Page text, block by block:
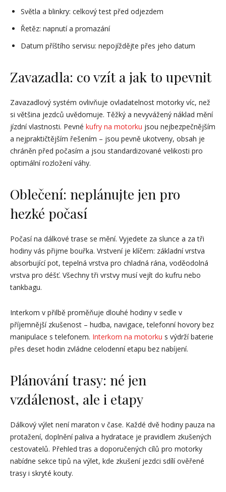
Světla a blinkry: celkový test před odjezdem
Řetěz: napnutí a promazání
Datum příštího servisu: nepojíždějte přes jeho datum
Zavazadla: co vzít a jak to upevnit
Zavazadlový systém ovlivňuje ovladatelnost motorky víc, než
si většina jezdců uvědomuje. Těžký a nevyvážený náklad mění
jízdní vlastnosti. Pevné kufry na motorku jsou nejbezpečnějším
a nejpraktičtějším řešením – jsou pevně ukotveny, obsah je
chráněn před počasím a jsou standardizované velikosti pro
optimální rozložení váhy.
Oblečení: neplánujte jen pro
hezké počasí
Počasí na dálkové trase se mění. Vyjedete za slunce a za tři
hodiny vás přijme bouřka. Vrstvení je klíčem: základní vrstva
absorbující pot, tepelná vrstva pro chladná rána, voděodolná
vrstva pro déšť. Všechny tři vrstvy musí vejít do kufru nebo
tankbagu.
Interkom v přilbě proměňuje dlouhé hodiny v sedle v
příjemnější zkušenost – hudba, navigace, telefonní hovory bez
manipulace s telefonem. Interkom na motorku s výdrží baterie
přes deset hodin zvládne celodenní etapu bez nabíjení.
Plánování trasy: né jen
vzdálenost, ale i etapy
Dálkový výlet není maraton v čase. Každé dvě hodiny pauza na
protažení, doplnění paliva a hydratace je pravidlem zkušených
cestovatelů. Přehled tras a doporučených cílů pro motorky
nabídne sekce tipů na výlet, kde zkušení jezdci sdílí ověřené
trasy i skryté kouty.